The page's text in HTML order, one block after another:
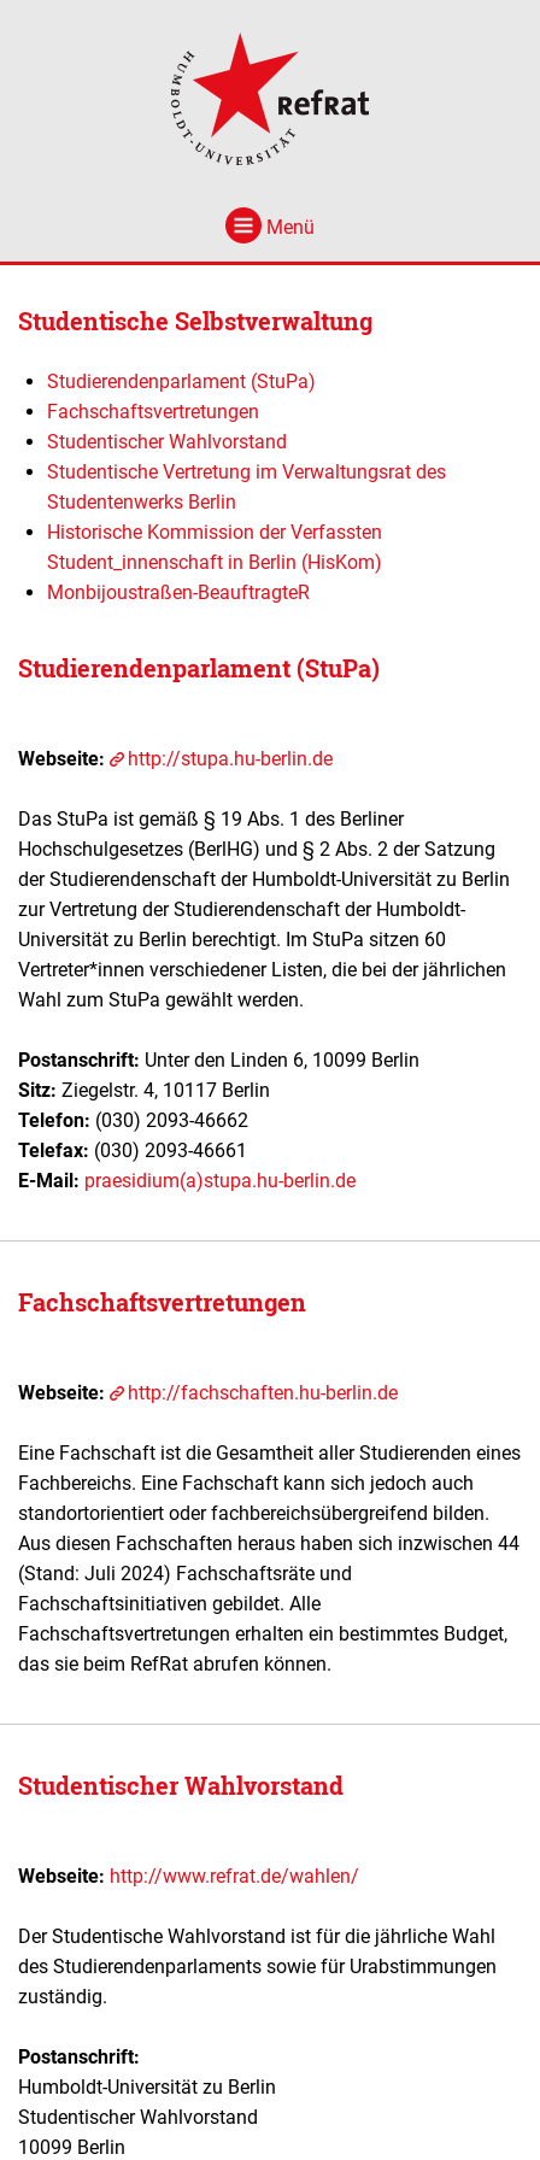
Menü
Studentische Selbstverwaltung
Studierendenparlament (StuPa)
Fachschaftsvertretungen
Studentischer Wahlvorstand
Studentische Vertretung im Verwaltungsrat des
Studentenwerks Berlin
Historische Kommission der Verfassten
Student_innenschaft in Berlin (HisKom)
Monbijoustraßen-BeauftragteR
Studierendenparlament (StuPa)
Webseite: http://stupa.hu-berlin.de
Das StuPa ist gemäß § 19 Abs. 1 des Berliner
Hochschulgesetzes (BerlHG) und § 2 Abs. 2 der Satzung
der Studierendenschaft der Humboldt-Universität zu Berlin
zur Vertretung der Studierendenschaft der Humboldt-
Universität zu Berlin berechtigt. Im StuPa sitzen 60
Vertreter*innen verschiedener Listen, die bei der jährlichen
Wahl zum StuPa gewählt werden.
Postanschrift: Unter den Linden 6, 10099 Berlin
Sitz: Ziegelstr. 4, 10117 Berlin
Telefon: (030) 2093-46662
Telefax: (030) 2093-46661
E-Mail: praesidium(a)stupa.hu-berlin.de
Fachschaftsvertretungen
Webseite: http://fachschaften.hu-berlin.de
Eine Fachschaft ist die Gesamtheit aller Studierenden eines
Fachbereichs. Eine Fachschaft kann sich jedoch auch
standortorientiert oder fachbereichsübergreifend bilden.
Aus diesen Fachschaften heraus haben sich inzwischen 44
(Stand: Juli 2024) Fachschaftsräte und
Fachschaftsinitiativen gebildet. Alle
Fachschaftsvertretungen erhalten ein bestimmtes Budget,
das sie beim RefRat abrufen können.
Studentischer Wahlvorstand
Webseite: http://www.refrat.de/wahlen/
Der Studentische Wahlvorstand ist für die jährliche Wahl
des Studierendenparlaments sowie für Urabstimmungen
zuständig.
Postanschrift:
Humboldt-Universität zu Berlin
Studentischer Wahlvorstand
10099 Berlin